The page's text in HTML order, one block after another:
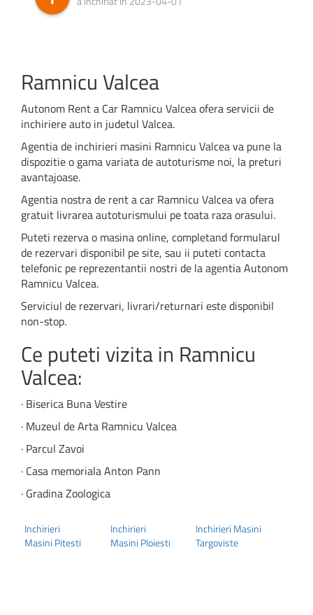
Ramnicu Valcea
Autonom Rent a Car Ramnicu Valcea ofera servicii de
inchiriere auto in judetul Valcea.
Agentia de inchirieri masini Ramnicu Valcea va pune la
dispozitie o gama variata de autoturisme noi, la preturi
avantajoase.
Agentia nostra de rent a car Ramnicu Valcea va ofera
gratuit livrarea autoturismului pe toata raza orasului.
Puteti rezerva o masina online, completand formularul
de rezervari disponibil pe site, sau ii puteti contacta
telefonic pe reprezentantii nostri de la agentia Autonom
Ramnicu Valcea.
Serviciul de rezervari, livrari/returnari este disponibil
non-stop.
Ce puteti vizita in Ramnicu
Valcea:
· Biserica Buna Vestire
· Muzeul de Arta Ramnicu Valcea
· Parcul Zavoi
· Casa memoriala Anton Pann
· Gradina Zoologica
Inchirieri
Masini Pitesti
Inchirieri
Masini Ploiesti
Inchirieri Masini
Targoviste